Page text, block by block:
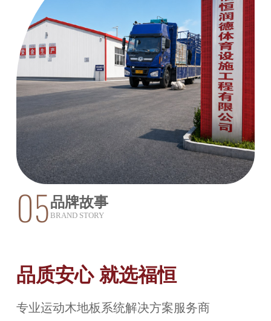
05品牌故事
BRAND STORY
品质安心 就选福恒
专业运动木地板系统解决方案服务商